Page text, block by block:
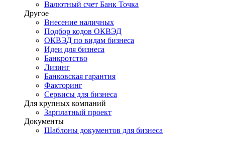
Валютный счет Банк Точка
Другое
Внесение наличных
Подбор кодов ОКВЭД
ОКВЭД по видам бизнеса
Идеи для бизнеса
Банкротство
Лизинг
Банковская гарантия
Факторинг
Сервисы для бизнеса
Для крупных компаний
Зарплатный проект
Документы
Шаблоны документов для бизнеса